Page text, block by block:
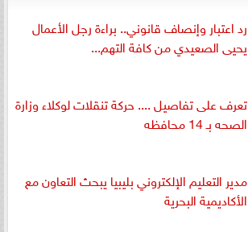
رد اعتبار وإنصاف قانوني.. براءة رجل الأعمال
يحيى الصعيدي من كافة التهم...
تعرف على تفاصيل .... حركة تنقلات لوكلاء وزارة
الصحه بـ 14 محافظه
مدير التعليم الإلكتروني بليبيا يبحث التعاون مع
الأكاديمية البحرية